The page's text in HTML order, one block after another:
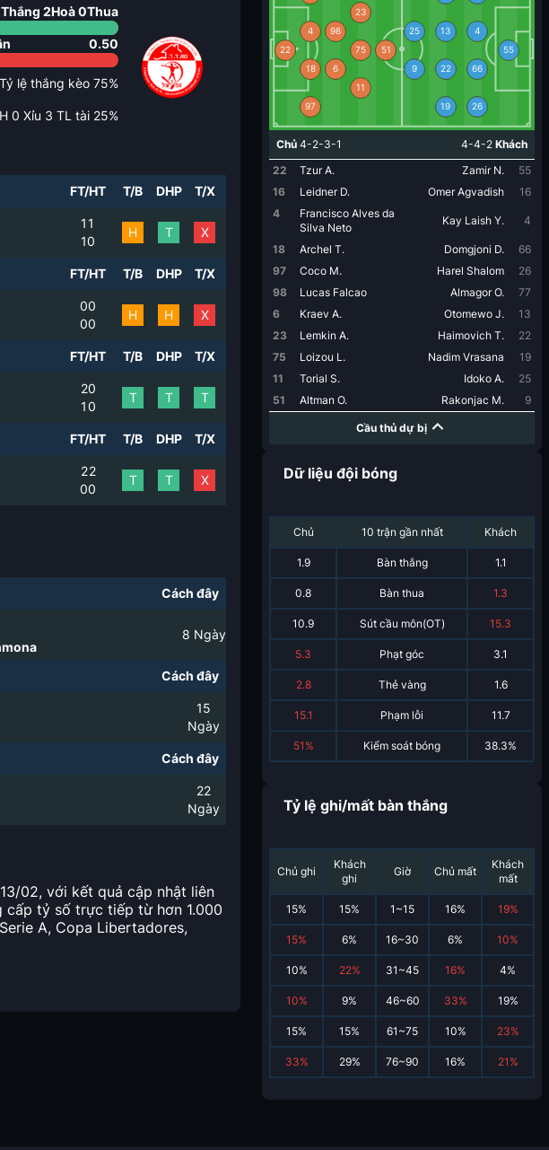
Thắng 2Hoà0Thua
0.50
Tỷ lệ thắng kèo 75%
H 0 Xỉu 3 TL tài 25%
FT/HT T/B DHP T/X
1
1
1
0
H T X
FT/HT T/B DHP T/X
0
0
0
0
H H X
FT/HT T/B DHP T/X
2
1
0
0
T T T
FT/HT T/B DHP T/X
2
0
2
0
T T X
Cách đây
8 Ngày
Cách đây
15
Ngày
Cách đây
22
Ngày
02, với kết quả cập nhật liên
cấp tỷ số trực tiếp từ hơn 1.000
A, Copa Libertadores,
22
4
18
97
98
6
23
75
11
51
25
9
13
22
19
4
66
26
55
Chủ 4-2-3-1 4-4-2 Khách
22
Tzur A. Zamir N.
55
16
Leidner D. Omer Agvadish
16
4
Francisco Alves da
Silva Neto
Kay Laish Y. 4
18 Archel T. Domgjoni D.
66
97
Coco M. Harel Shalom
26
98
Lucas Falcao Almagor O.
77
6
Kraev A. Otomewo J.
13
23
Lemkin A. Haimovich T.
22
75
Loizou L. Nadim Vrasana
19
11
Torial S. Idoko A.
25
51
Altman O. Rakonjac M. 9
Cầu thủ dự bị
Dữ liệu đội bóng
Chủ 10 trận gần nhất Khách
1.9 Bàn thắng 1.1
0.8 Bàn thua 1.3
10.9 Sút cầu môn(OT) 15.3
5.3 Phạt góc 3.1
2.8 Thẻ vàng 1.6
15.1 Phạm lỗi 11.7
51% Kiểm soát bóng 38.3%
Tỷ lệ ghi/mất bàn thắng
Chủ ghi
Khách
ghi
Giờ Chủ mất
Khách
mất
15% 15% 1~15 16% 19%
15% 6% 16~30 6% 10%
10% 22% 31~45 16% 4%
10% 9% 46~60 33% 19%
15% 15% 61~75 10% 23%
33% 29% 76~90 16% 21 %